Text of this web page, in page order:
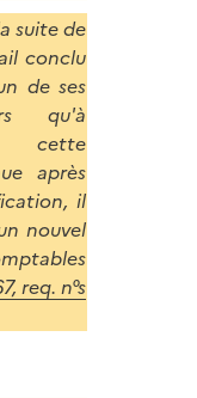
suite de
conclu
de ses
qu'à
après
il
nouvel
req. n°s